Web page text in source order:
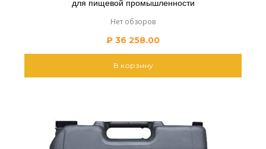
для пищевой промышленности
Нет обзоров
₽ 36 258.00
В корзину